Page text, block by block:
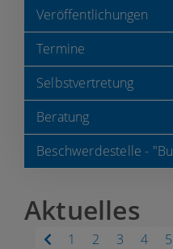
Veröffentlichungen
Termine
Selbstvertretung
Beratung
Beschwerdestelle -
Aktuelles
1 2 3 4 5